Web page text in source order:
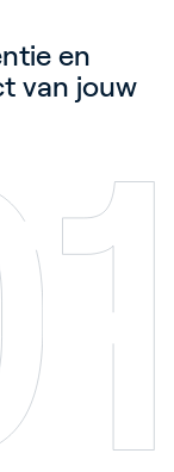
en
van jouw